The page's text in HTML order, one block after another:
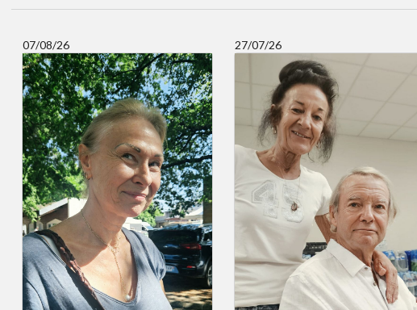
07/08/26 27/07/26